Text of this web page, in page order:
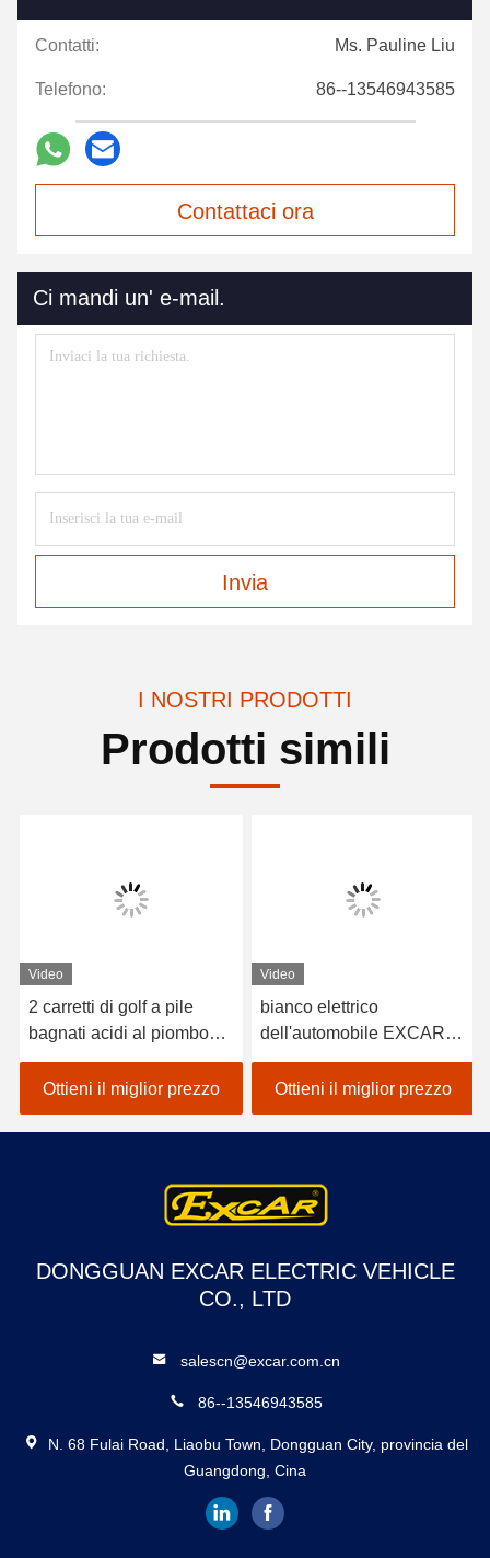
Contatti: Ms. Pauline Liu
Telefono: 86--13546943585
Contattaci ora
Ci mandi un' e-mail.
Invia
I NOSTRI PRODOTTI
Prodotti simili
Video
2 carretti di golf a pile
bagnati acidi al piombo
dei sedili/golf con errori
elettrico dell'automobile
Ottieni il miglior prezzo
Video
bianco elettrico
dell'automobile EXCAR
A1S6+2 di golf del veicolo
a pile del litio 48V
Ottieni il miglior prezzo
DONGGUAN EXCAR ELECTRIC VEHICLE
CO., LTD
salescn@excar.com.cn
86--13546943585
N. 68 Fulai Road, Liaobu Town, Dongguan City, provincia del
Guangdong, Cina